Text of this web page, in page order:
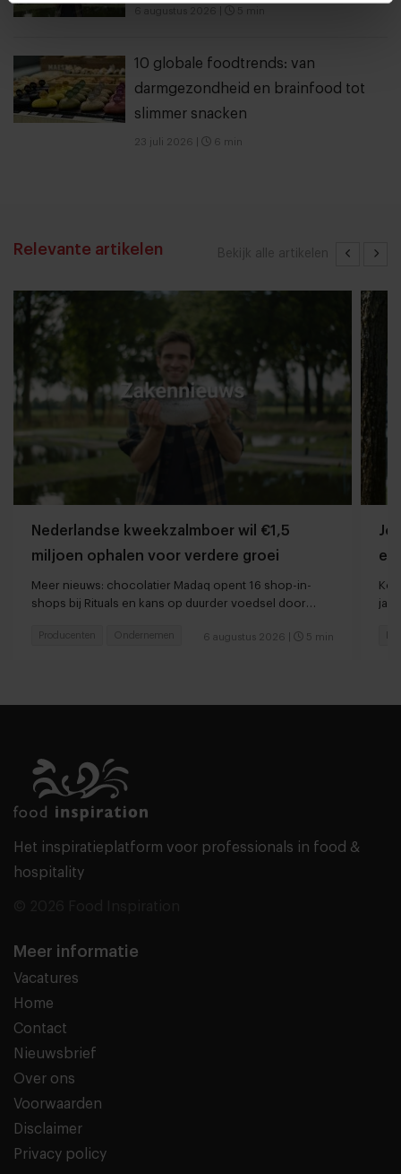
10 globale foodtrends: van
darmgezondheid en brainfood tot
slimmer snacken
23 juli 2026 6 min
Bekijk alle artikelen
Relevante artikelen
Nederlandse kweekzalmboer wil €1,5
miljoen ophalen voor verdere groei
Meer nieuws: chocolatier Madaq opent 16 shop-in-
shops bij Rituals en kans op duurder voedsel door
6 augustus 2026 5 min
Producenten Ondernemen
Het inspiratieplatform voor professionals in food &
hospitality
Meer informatie
Vacatures
Home
Contact
Nieuwsbrief
Over ons
Voorwaarden
Disclaimer
Privacy policy